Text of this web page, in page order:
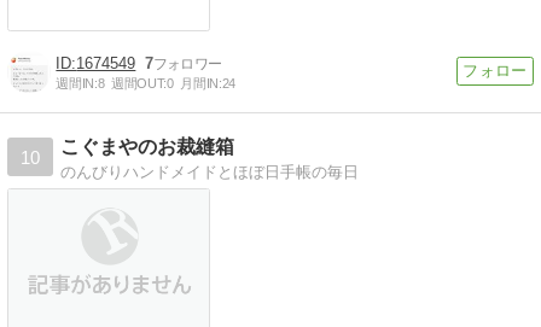
1674549 7
週間IN:8 週間OUT:0 月間IN:24
10
こぐまやのお裁縫箱
のんびりハンドメイドとほぼ日手帳の毎日